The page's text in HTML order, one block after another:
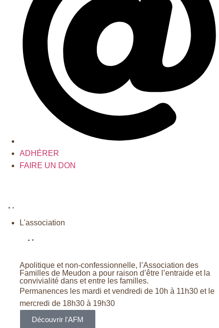
ADHÉRER
FAIRE UN DON
L'association
Apolitique et non-confessionnelle, l’Association des
Familles de Meudon a pour raison d’être l’entraide et la
convivialité dans et entre les familles.
Permanences les mardi et vendredi de 10h à 11h30 et le
mercredi de 18h30 à 19h30
Découvrir l'AFM